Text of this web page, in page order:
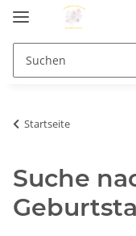
Startseite
Suche